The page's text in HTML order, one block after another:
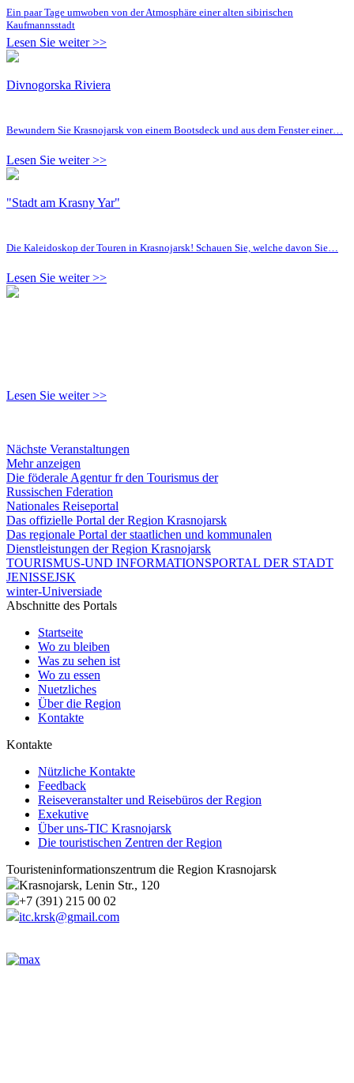
Ein paar Tage umwoben von der Atmosphäre einer alten sibirischen
Kaufmannsstadt
Lesen Sie weiter >>
Divnogorska Riviera
Bewundern Sie Krasnojarsk von einem Bootsdeck und aus dem Fenster einer…
Lesen Sie weiter >>
"Stadt am Krasny Yar"
Die Kaleidoskop der Touren in Krasnojarsk! Schauen Sie, welche davon Sie…
Lesen Sie weiter >>
Lesen Sie weiter >>
Nächste Veranstaltungen
Mehr anzeigen
Die föderale Agentur fr den Tourismus der
Russischen Fderation
Nationales Reiseportal
Das offizielle Portal der Region Krasnojarsk
Das regionale Portal der staatlichen und kommunalen
Dienstleistungen der Region Krasnojarsk
TOURISMUS-UND INFORMATIONSPORTAL DER STADT
JENISSEJSK
winter-Universiade
Abschnitte des Portals
Startseite
Wo zu bleiben
Was zu sehen ist
Wo zu essen
Nuetzliches
Über die Region
Kontakte
Kontakte
Nützliche Kontakte
Feedback
Reiseveranstalter und Reisebüros der Region
Exekutive
Über uns-TIC Krasnojarsk
Die touristischen Zentren der Region
Touristeninformationszentrum die Region Krasnojarsk
Krasnojarsk, Lenin Str., 120
+7 (391) 215 00 02
itc.krsk@gmail.com